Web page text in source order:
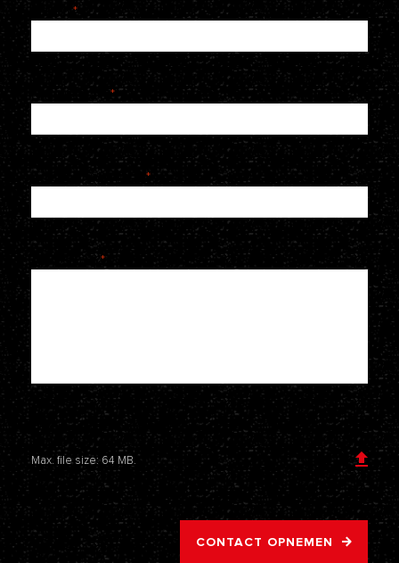
Naam *
E-mailadres *
Telefoonnummer *
Je bericht *
Voeg een bijlage toe
Max. file size: 64 MB.
CONTACT OPNEMEN